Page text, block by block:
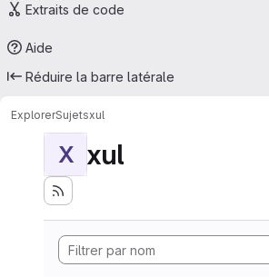
Extraits de code
Aide
Réduire la barre latérale
ExplorerSujetsxul
X xul